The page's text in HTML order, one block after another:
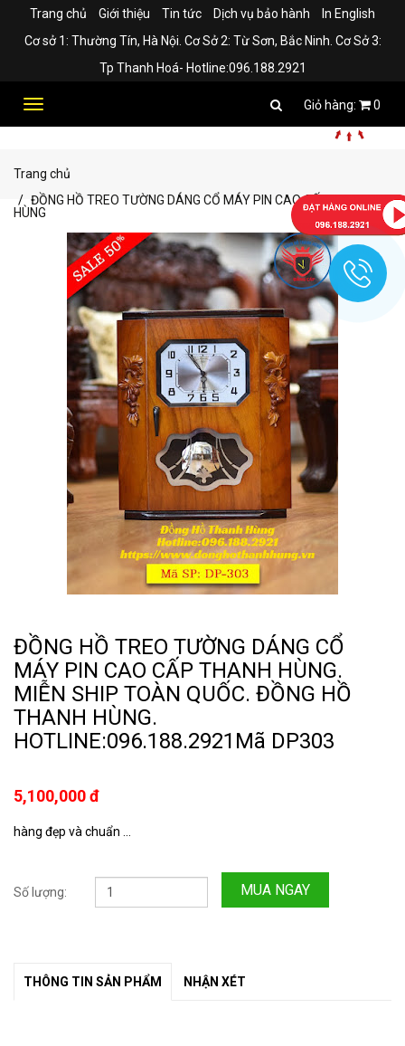
Trang chủ Giới thiệu Tin tức Dịch vụ bảo hành
In English
Cơ sở 1: Thường Tín, Hà Nội. Cơ Sở 2: Từ Sơn, Bắc Ninh. Cơ Sở 3:
Tp Thanh Hoá- Hotline:096.188.2921
Toggle
0
Trang chủ
ĐỒNG HỒ TREO TƯỜNG DÁNG CỔ MÁY PIN CAO CẤP THANH
HÙNG
ĐỒNG HỒ TREO TƯỜNG DÁNG CỔ
MÁY PIN CAO CẤP THANH HÙNG.
MIỄN SHIP TOÀN QUỐC. ĐỒNG HỒ
THANH HÙNG.
HOTLINE:096.188.2921Mã DP303
5,100,000 đ
hàng đẹp và chuẩn ...
Số lượng: MUA NGAY
THÔNG TIN SẢN PHẨM NHẬN XÉT